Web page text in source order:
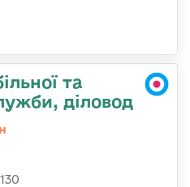
та
діловод